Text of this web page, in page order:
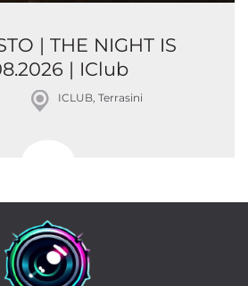
| THE NIGHT IS
| IClub
ICLUB, Terrasini